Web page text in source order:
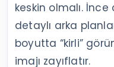
keskin olmalı.
detaylı arka
boyutta “kirli”
imajı zayıflatır.